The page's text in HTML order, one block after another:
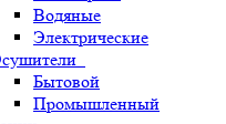
Водяные
Электрические
Бытовой
Промышленный